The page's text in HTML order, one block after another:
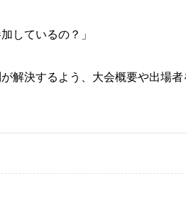
しているの？」
解決するよう、大会概要や出場者